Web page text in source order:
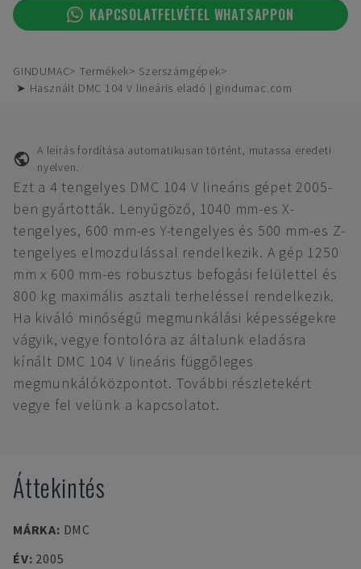
KAPCSOLATFELVÉTEL WHATSAPPON
GINDUMAC Termékek
Szerszámgépek
➤ Használt DMC 104 V lineáris eladó | gindumac.com
A leírás fordítása automatikusan történt, mutassa eredeti
nyelven.
Ezt a 4 tengelyes DMC 104 V lineáris gépet 2005-
ben gyártották. Lenyűgöző, 1040 mm-es X-
tengelyes, 600 mm-es Y-tengelyes és 500 mm-es Z-
tengelyes elmozdulással rendelkezik. A gép 1250
mm x 600 mm-es robusztus befogási felülettel és
800 kg maximális asztali terheléssel rendelkezik.
Ha kiváló minőségű megmunkálási képességekre
vágyik, vegye fontolóra az általunk eladásra
kínált DMC 104 V lineáris függőleges
megmunkálóközpontot. További részletekért
vegye fel velünk a kapcsolatot.
Áttekintés
MÁRKA: DMC
ÉV: 2005